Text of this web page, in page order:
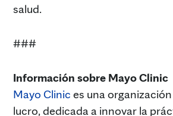
salud.
###
Información sobre Mayo Clinic
Mayo Clinic es una
lucro, dedicada a innovar la